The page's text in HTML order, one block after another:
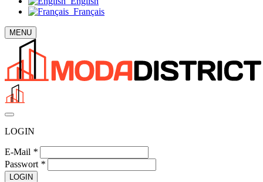
Français
MENU
LOGIN
E-Mail *
Passwort *
LOGIN